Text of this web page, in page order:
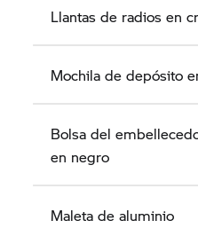
Llantas de radios en
Mochila de depósito
Bolsa del
en negro
Maleta de aluminio